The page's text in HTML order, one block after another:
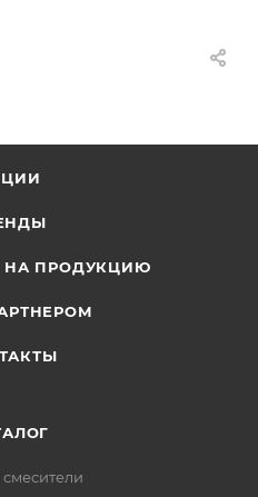
НА ПРОДУКЦИЮ